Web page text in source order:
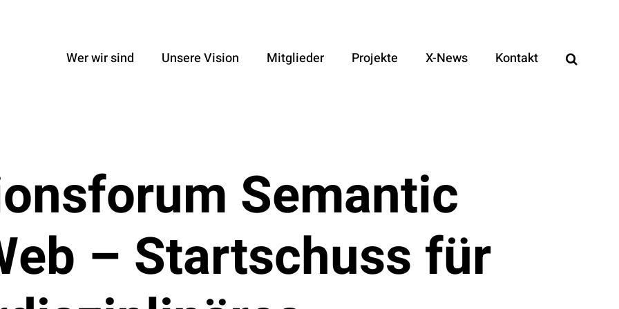
Wer wir sind Unsere Vision Mitglieder Projekte X-News Kontakt
Semantic
– Startschuss für